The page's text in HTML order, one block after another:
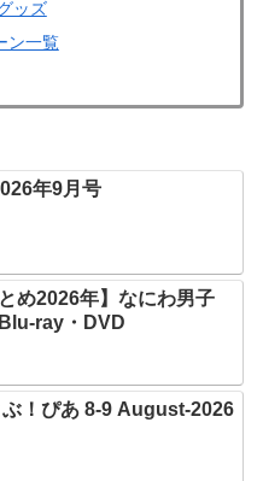
ッズ
ン一覧
年9月号
め2026年】なにわ男子
ray・DVD
ぶ！ぴあ 8-9 August-2026